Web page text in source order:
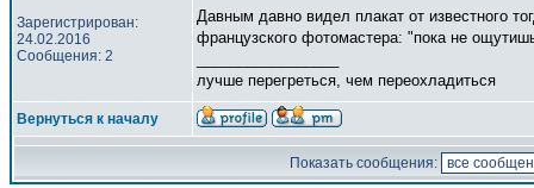
Зарегистрирован:
24.02.2016
Сообщения: 2
Давным давно видел плакат от известного
французского фотомастера: "пока не
лучше перегреться, чем переохладиться
Вернуться к началу
Показать сообщения: